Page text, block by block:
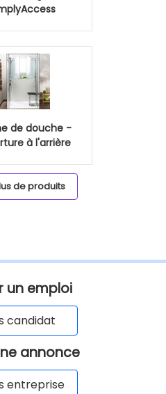
de douche -
à l'arrière
de produits
un emploi
candidat
annonce
entreprise